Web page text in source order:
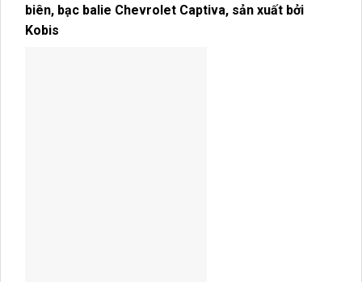
biên, bạc balie Chevrolet Captiva, sản xuất bởi
Kobis